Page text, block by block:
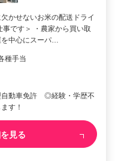
かせないお米の配送ドライ
です＞ ・農家から買い取
を中心にスーパ…
種手当
自動車免許 ◎経験・学歴不
す！
見る